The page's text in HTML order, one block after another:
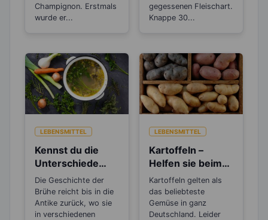
Champignon. Erstmals
wurde er...
gegessenen Fleischart.
Knappe 30...
LEBENSMITTEL
Kennst du die
Unterschiede
zwischen Brühe,
Fond und
Bouillon?
Die Geschichte der
Brühe reicht bis in die
Antike zurück, wo sie
in verschiedenen
LEBENSMITTEL
Kartoffeln –
Helfen sie beim
Abnehmen oder
machen sie dick?
Kartoffeln gelten als
das beliebteste
Gemüse in ganz
Deutschland. Leider